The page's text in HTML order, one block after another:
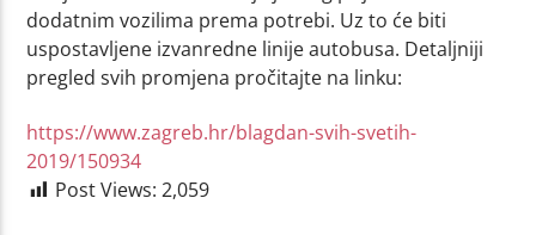
dodatnim vozilima prema potrebi. Uz to će biti
uspostavljene izvanredne linije autobusa. Detaljniji
pregled svih promjena pročitajte na linku:
https://www.zagreb.hr/blagdan-svih-svetih-
2019/150934
Post Views: 2,059